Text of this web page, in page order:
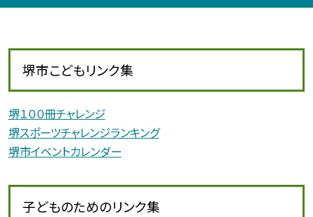
堺市こどもリンク集
堺１００冊チャレンジ
堺スポーツチャレンジランキング
堺市イベントカレンダー
子どものためのリンク集